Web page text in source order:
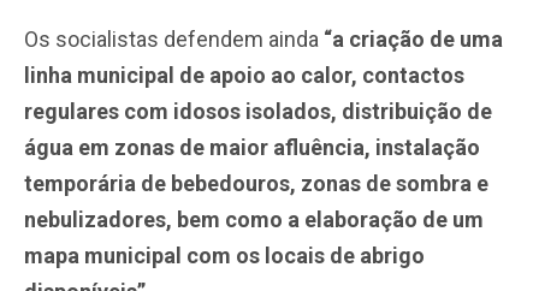
Os socialistas defendem ainda “a criação de uma
linha municipal de apoio ao calor, contactos
regulares com idosos isolados, distribuição de
água em zonas de maior afluência, instalação
temporária de bebedouros, zonas de sombra e
nebulizadores, bem como a elaboração de um
mapa municipal com os locais de abrigo